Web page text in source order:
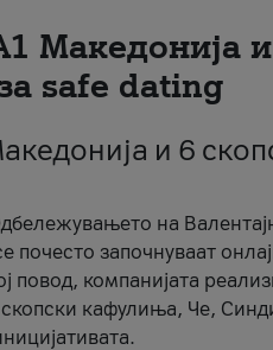
Македонија
safe dating
и 6
на
почесто започнуваат
повод, компанијата
кафулиња, Че,